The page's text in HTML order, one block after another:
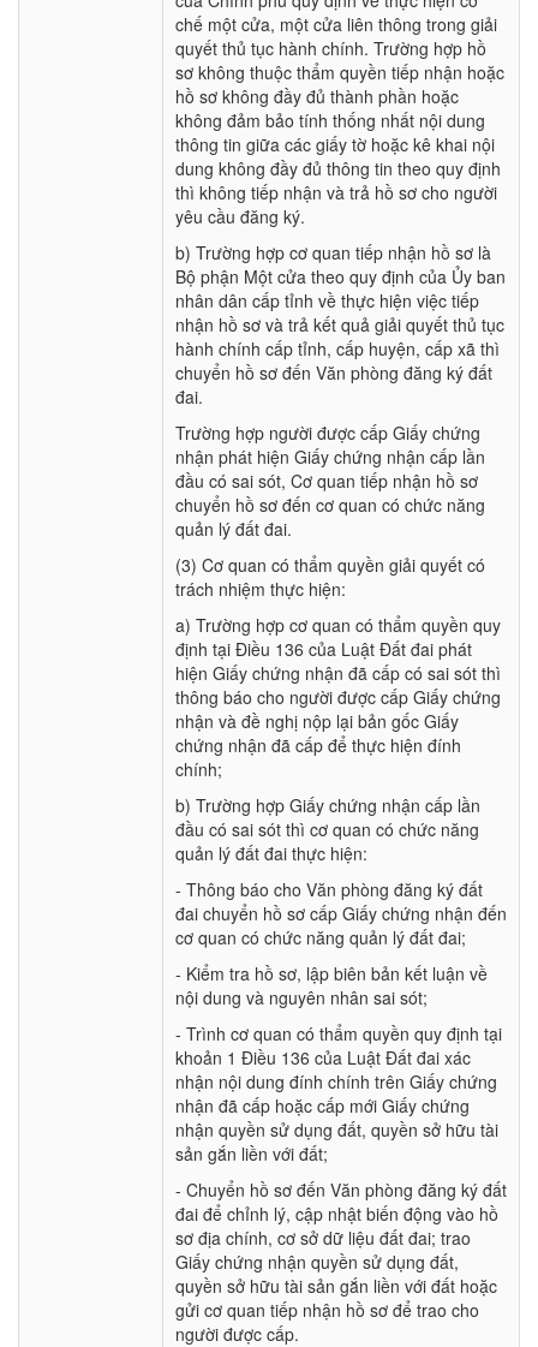
chế một cửa, một cửa liên thông trong giải
quyết thủ tục hành chính. Trường hợp hồ
sơ không thuộc thẩm quyền tiếp nhận hoặc
hồ sơ không đầy đủ thành phần hoặc
không đảm bảo tính thống nhất nội dung
thông tin giữa các giấy tờ hoặc kê khai nội
dung không đầy đủ thông tin theo quy định
thì không tiếp nhận và trả hồ sơ cho người
yêu cầu đăng ký.
b) Trường hợp cơ quan tiếp nhận hồ sơ là
Bộ phận Một cửa theo quy định của Ủy ban
nhân dân cấp tỉnh về thực hiện việc tiếp
nhận hồ sơ và trả kết quả giải quyết thủ tục
hành chính cấp tỉnh, cấp huyện, cấp xã thì
chuyển hồ sơ đến Văn phòng đăng ký đất
đai.
Trường hợp người được cấp Giấy chứng
nhận phát hiện Giấy chứng nhận cấp lần
đầu có sai sót, Cơ quan tiếp nhận hồ sơ
chuyển hồ sơ đến cơ quan có chức năng
quản lý đất đai.
(3) Cơ quan có thẩm quyền giải quyết có
trách nhiệm thực hiện:
a) Trường hợp cơ quan có thẩm quyền quy
định tại Điều 136 của Luật Đất đai phát
hiện Giấy chứng nhận đã cấp có sai sót thì
thông báo cho người được cấp Giấy chứng
nhận và đề nghị nộp lại bản gốc Giấy
chứng nhận đã cấp để thực hiện đính
chính;
b) Trường hợp Giấy chứng nhận cấp lần
đầu có sai sót thì cơ quan có chức năng
quản lý đất đai thực hiện:
- Thông báo cho Văn phòng đăng ký đất
đai chuyển hồ sơ cấp Giấy chứng nhận đến
cơ quan có chức năng quản lý đất đai;
- Kiểm tra hồ sơ, lập biên bản kết luận về
nội dung và nguyên nhân sai sót;
- Trình cơ quan có thẩm quyền quy định tại
khoản 1 Điều 136 của Luật Đất đai xác
nhận nội dung đính chính trên Giấy chứng
nhận đã cấp hoặc cấp mới Giấy chứng
nhận quyền sử dụng đất, quyền sở hữu tài
sản gắn liền với đất;
- Chuyển hồ sơ đến Văn phòng đăng ký đất
đai để chỉnh lý, cập nhật biến động vào hồ
sơ địa chính, cơ sở dữ liệu đất đai; trao
Giấy chứng nhận quyền sử dụng đất,
quyền sở hữu tài sản gắn liền với đất hoặc
gửi cơ quan tiếp nhận hồ sơ để trao cho
người được cấp.